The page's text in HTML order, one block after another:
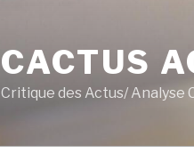
CACTUS
Critique des Actus/ Analyse